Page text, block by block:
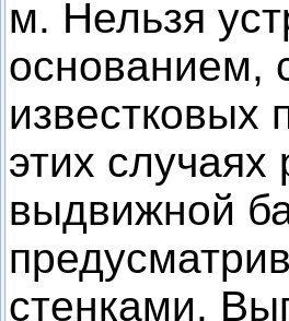
м. Нельзя
основанием,
этих
выдвижной
стенками.